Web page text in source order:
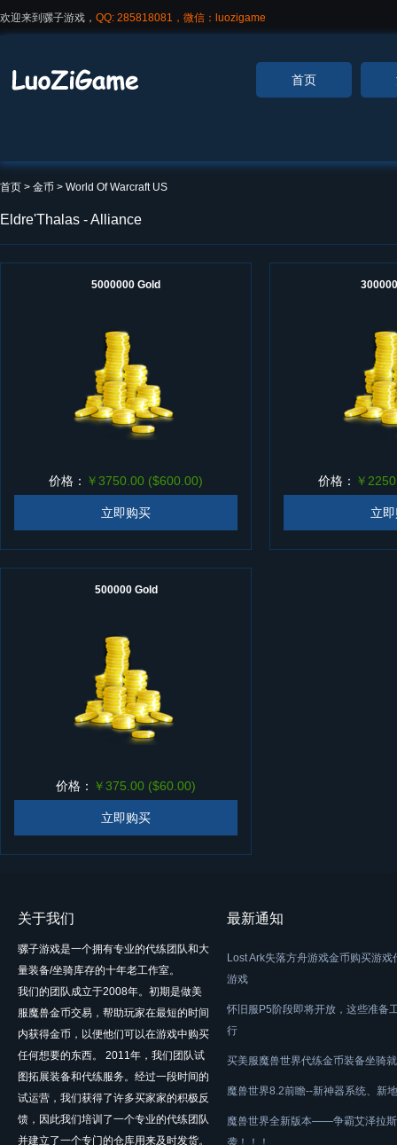
欢迎来到骡子游戏， QQ: 285818081，微信：luozigame
首页
首页 > 金币 > World Of Warcraft US
Eldre'Thalas - Alliance
5000000 Gold
价格： ￥3750.00 ($600.00)
立即购买
价格： ￥
立
500000 Gold
价格： ￥375.00 ($60.00)
立即购买
关于我们
骡子游戏是一个拥有专业的代练团队和大
量装备/坐骑库存的十年老工作室。
我们的团队成立于2008年。初期是做美
服魔兽金币交易，帮助玩家在最短的时间
内获得金币，以便他们可以在游戏中购买
任何想要的东西。 2011年，我们团队试
图拓展装备和代练服务。经过一段时间的
试运营，我们获得了许多买家家的积极反
馈，因此我们培训了一个专业的代练团队
并建立了一个专门的仓库用来及时发货。
最新通知
Lost Ark失落方舟游戏金币购买游戏
游戏
怀旧服P5阶段即将开放，这些准备
行
买美服魔兽世界代练金币装备坐骑
魔兽世界8.2前瞻--新神器系统、新
魔兽世界全新版本——争霸艾泽拉
袭！！！